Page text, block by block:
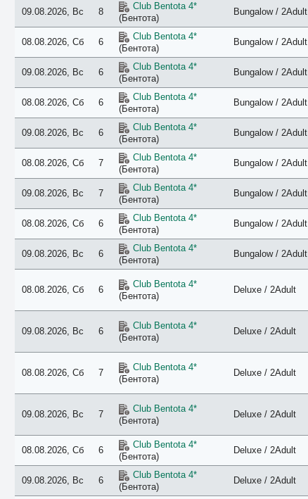
09.08.2026, Вс 8
Club Bentota 4*
(Бентота)
Bungalow / 2Adult
08.08.2026, Сб 6
Club Bentota 4*
(Бентота)
Bungalow / 2Adult
09.08.2026, Вс 6
Club Bentota 4*
(Бентота)
Bungalow / 2Adult
08.08.2026, Сб 6
Club Bentota 4*
(Бентота)
Bungalow / 2Adult
09.08.2026, Вс 6
Club Bentota 4*
(Бентота)
Bungalow / 2Adult
08.08.2026, Сб 7
Club Bentota 4*
(Бентота)
Bungalow / 2Adult
09.08.2026, Вс 7
Club Bentota 4*
(Бентота)
Bungalow / 2Adult
08.08.2026, Сб 6
Club Bentota 4*
(Бентота)
Bungalow / 2Adult
09.08.2026, Вс 6
Club Bentota 4*
(Бентота)
Bungalow / 2Adult
08.08.2026, Сб 6
Club Bentota 4*
(Бентота)
Deluxe / 2Adult
09.08.2026, Вс 6
Club Bentota 4*
(Бентота)
Deluxe / 2Adult
08.08.2026, Сб 7
Club Bentota 4*
(Бентота)
Deluxe / 2Adult
09.08.2026, Вс 7
Club Bentota 4*
(Бентота)
Deluxe / 2Adult
08.08.2026, Сб 6
Club Bentota 4*
(Бентота)
Deluxe / 2Adult
09.08.2026, Вс 6
Club Bentota 4*
(Бентота)
Deluxe / 2Adult